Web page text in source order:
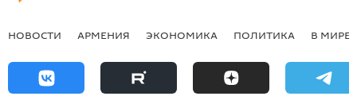
НОВОСТИ АРМЕНИЯ ЭКОНОМИКА ПОЛИТИКА В МИРЕ